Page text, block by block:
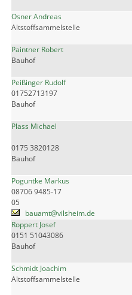
Osner Andreas
Altstoffsammelstelle
Paintner Robert
Bauhof
Peißinger Rudolf
01752713197
Bauhof
Plass Michael
0175 3820128
Bauhof
Poguntke Markus
08706 9485-17
05
bauamt@vilsheim.de
Roppert Josef
0151 51043086
Bauhof
Schmidt Joachim
Altstoffsammelstelle